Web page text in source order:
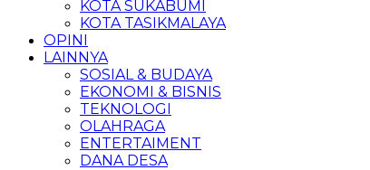
KOTA SUKABUMI
KOTA TASIKMALAYA
OPINI
LAINNYA
SOSIAL & BUDAYA
EKONOMI & BISNIS
TEKNOLOGI
OLAHRAGA
ENTERTAIMENT
DANA DESA